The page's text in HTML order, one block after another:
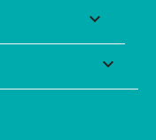

